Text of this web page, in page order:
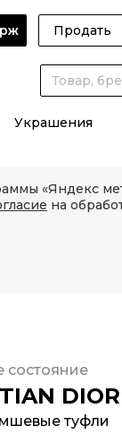
Продать
Украшения
«Яндекс
на
DIOR
туфли
состояние